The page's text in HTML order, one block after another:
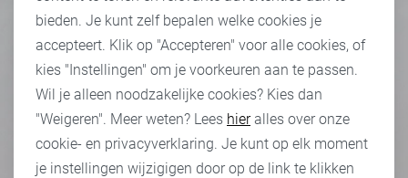
bieden. Je kunt zelf bepalen welke cookies je
accepteert. Klik op "Accepteren" voor alle cookies, of
kies "Instellingen" om je voorkeuren aan te passen.
Wil je alleen noodzakelijke cookies? Kies dan
"Weigeren". Meer weten? Lees hieralles over onze
cookie- en privacyverklaring. Je kunt op elk moment
je instellingen wijzigigen door op de link te klikken